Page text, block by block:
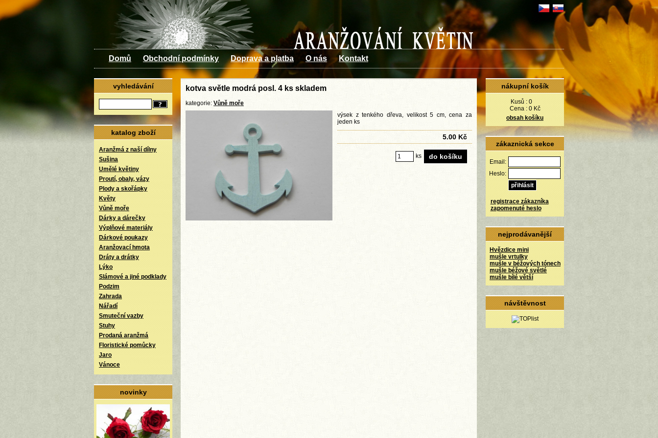
Domů Obchodní podmínky Doprava a platba O nás Kontakt
vyhledávání
katalog zboží
Aranžmá z naší dílny
Sušina
Umělé květiny
Proutí, obaly, vázy
Plody a skořápky
Květy
Vůně moře
Dárky a dárečky
Výplňové materiály
Dárkové poukazy
Aranžovací hmota
Dráty a drátky
Lýko
Slámové a jiné podklady
Podzim
Zahrada
Nářadí
Smuteční vazby
Stuhy
Prodaná aranžmá
Floristické pomůcky
Jaro
Vánoce
novinky
nákupní košík
Kusů : 0
Cena : 0 Kč
obsah košíku
zákaznická sekce
Email:
Heslo:
registrace zákazníka
zapomenuté heslo
nejprodávanější
Hvězdice mini
mušle vrtulky
mušle v béžových tónech
mušle béžové světlé
mušle bílé větší
návštěvnost
kotva světle modrá posl. 4 ks skladem
kategorie: Vůně moře
výsek z tenkého dřeva, velikost 5 cm, cena za
jeden ks
5.00 Kč
ks